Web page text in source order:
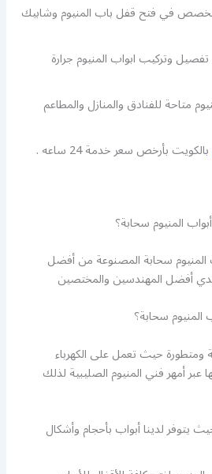
في فتح قفل باب المنيوم وشابيك
وتركيب ابواب المنيوم جرارة
متاحة للفنادق والمنازل والمطاعم
بالكويت بأرخص سعر خدمة 24 ساعه .
المنيوم سحابة؟
المنيوم سحابة المصنوعة من أفضل
أفضل المهندسين والمختصين
سحابة؟
ومتطورة حيث تعمل على الكهرباء
أمهر فني المنيوم الصليبية لذلك
يتوفر لدينا أبواب بأحجام وأشكال